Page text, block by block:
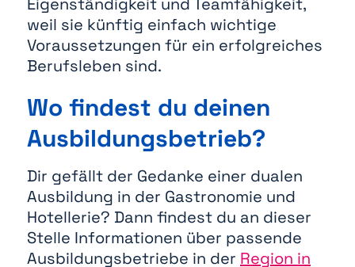
Eigenständigkeit und Teamfähigkeit,
weil sie künftig einfach wichtige
Voraussetzungen für ein erfolgreiches
Berufsleben sind.
Wo findest du deinen
Ausbildungsbetrieb?
Dir gefällt der Gedanke einer dualen
Ausbildung in der Gastronomie und
Hotellerie? Dann findest du an dieser
Stelle Informationen über passende
Ausbildungsbetriebe in der Region in